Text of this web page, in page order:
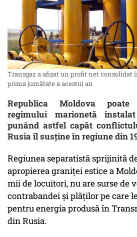
Transgaz a afişat un profit net consolidat
prima jumătate a acestui an
Republica Moldova
regimului marionetă
punând astfel capăt
Rusia îl susține în regiune din
Regiunea separatistă sprijinită
apropierea graniței estice a
mii de locuitori, nu are surse de
contrabandei și plăților pe care
pentru energia produsă în
din Rusia.